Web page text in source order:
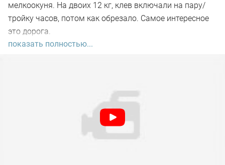
мелкоокуня. На двоих 12 кг, клев включали на пару/
тройку часов, потом как обрезало. Самое интересное
это дорога.
P.S. Если все же после просмотренного соберетесь
ехать на Колояр, берите лодку, не ошибетесь
показать полностью...